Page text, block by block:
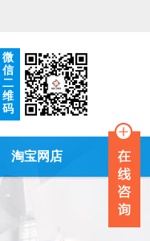
微
信
二
维
码
淘宝网店